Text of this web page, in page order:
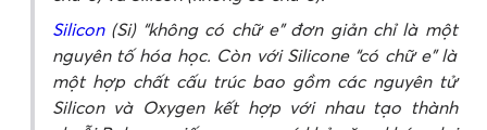
Silicon(Si) “không có chữ e” đơn giản chỉ là một
nguyên tố hóa học. Còn với Silicone “có chữ e” là
một hợp chất cấu trúc bao gồm các nguyên tử
Silicon và Oxygen kết hợp với nhau tạo thành